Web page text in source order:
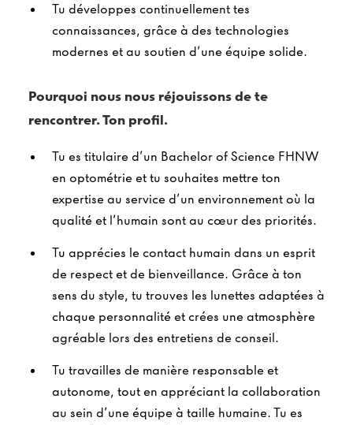
Tu développes continuellement tes
connaissances, grâce à des technologies
modernes et au soutien d’une équipe solide.
Pourquoi nous nous réjouissons de te
rencontrer. Ton profil.
Tu es titulaire d’un Bachelor of Science FHNW
en optométrie et tu souhaites mettre ton
expertise au service d’un environnement où la
qualité et l’humain sont au cœur des priorités.
Tu apprécies le contact humain dans un esprit
de respect et de bienveillance. Grâce à ton
sens du style, tu trouves les lunettes adaptées à
chaque personnalité et crées une atmosphère
agréable lors des entretiens de conseil.
Tu travailles de manière responsable et
autonome, tout en appréciant la collaboration
au sein d’une équipe à taille humaine. Tu es